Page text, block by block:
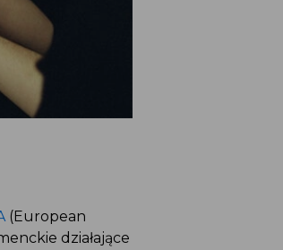
(European
działające